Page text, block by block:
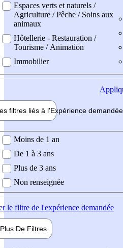
Espaces verts et naturels /
Agriculture / Pêche / Soins aux
animaux
Hôtellerie - Restauration /
Tourisme / Animation
Immobilier
filtres liés à l'Expérience demandée
demandée
Moins de 1 an
De 1 à 3 ans
Plus de 3 ans
Non renseignée
le filtre de l'expérience demandée
Plus De Filtres